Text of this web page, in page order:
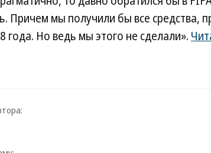
Причем мы получили бы все средства,
года. Но ведь мы этого не сделали».